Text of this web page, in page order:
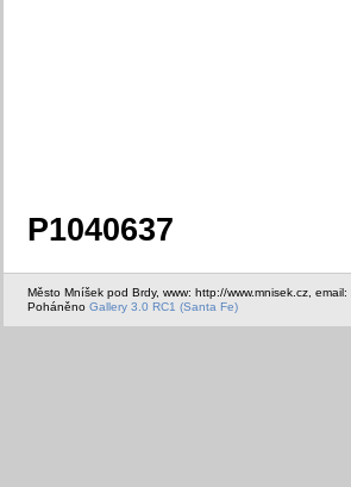
P1040637
Město Mníšek pod Brdy, www: http://www.mnisek.cz,
Poháněno Gallery 3.0 RC1 (Santa Fe)